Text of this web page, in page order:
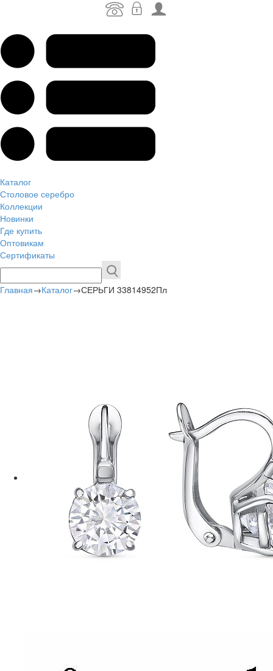
Каталог
Столовое серебро
Коллекции
Новинки
Где купить
Оптовикам
Сертификаты
Главная→Каталог→СЕРЬГИ 33814952Пл